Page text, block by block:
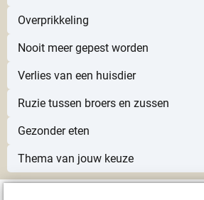
Overprikkeling
Klik hier
Nooit meer gepest worden
Klik hier
Verlies van een huisdier
Klik hier
Ruzie tussen broers en zussen
Gezonder eten
Directe toegang
Thema van jouw keuze
Laat ons weten welk thema jij